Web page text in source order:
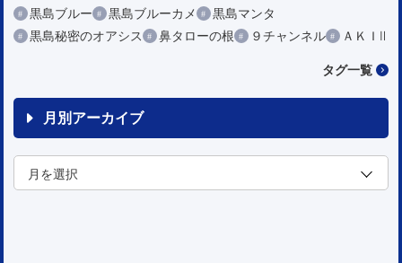
黒島ブルー
黒島ブルーカメ
黒島マンタ
黒島秘密のオアシス
鼻タローの根 ９チャンネル ＡＫＩⅡ
タグ一覧
月別アーカイブ